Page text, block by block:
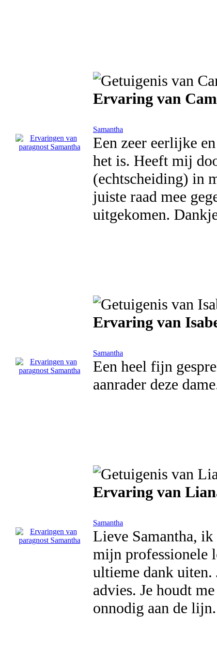
Ervaring van
Samantha
Een zeer eerlijke
het is. Heeft mij
(echtscheiding) in
juiste raad mee
uitgekomen.
Ervaring van
Samantha
Een heel fijn
aanrader deze
Ervaring van
Samantha
Lieve Samantha,
mijn professionele
ultieme dank
advies. Je houdt
onnodig aan de